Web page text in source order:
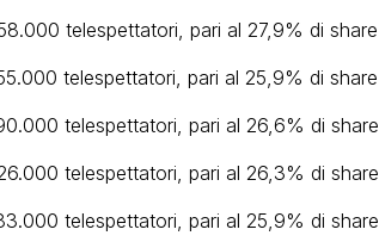
telespettatori, pari al 27,9% di share
telespettatori, pari al 25,9% di share
telespettatori, pari al 26,6% di share
telespettatori, pari al 26,3% di share
telespettatori, pari al 25,9% di share